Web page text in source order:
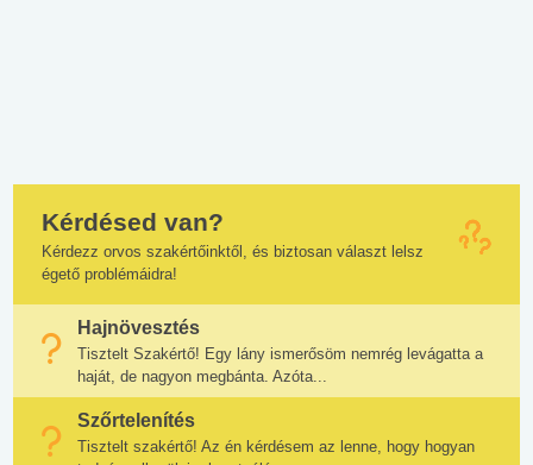
Kérdésed van?
Kérdezz orvos szakértőinktől, és biztosan választ lelsz
égető problémáidra!
Hajnövesztés
Tisztelt Szakértő! Egy lány ismerősöm nemrég levágatta a
haját, de nagyon megbánta. Azóta...
Szőrtelenítés
Tisztelt szakértő! Az én kérdésem az lenne, hogy hogyan